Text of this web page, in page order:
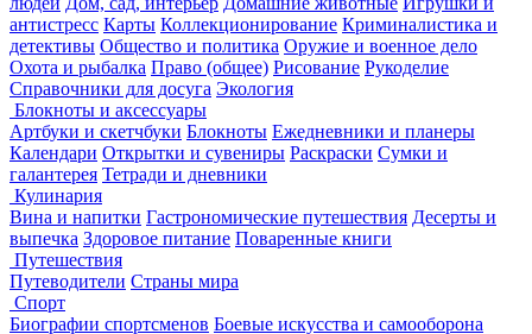
антистресс Карты Коллекционирование Криминалистика и
детективы Общество и политика Оружие и военное дело
Охота и рыбалка Право (общее) Рисование Рукоделие
Справочники для досуга Экология
Блокноты и аксессуары
Артбуки и скетчбуки Блокноты Ежедневники и планеры
Календари Открытки и сувениры Раскраски Сумки и
галантерея Тетради и дневники
Кулинария
Вина и напитки Гастрономические путешествия Десерты и
выпечка Здоровое питание Поваренные книги
Путешествия
Путеводители Страны мира
Спорт
Биографии спортсменов Боевые искусства и самооборона